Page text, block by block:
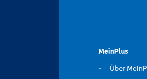
MeinPlus
Über